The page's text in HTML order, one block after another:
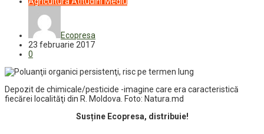
Ecopresa
23 februarie 2017
0
Depozit de chimicale/pesticide -imagine care era caracteristică
fiecărei localităţi din R. Moldova. Foto: Natura.md
Susține Ecopresa, distribuie!